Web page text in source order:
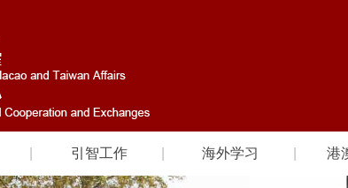
引智工作 海外学习 港